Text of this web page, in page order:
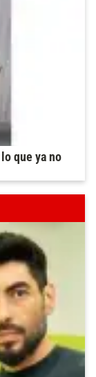
que ya no